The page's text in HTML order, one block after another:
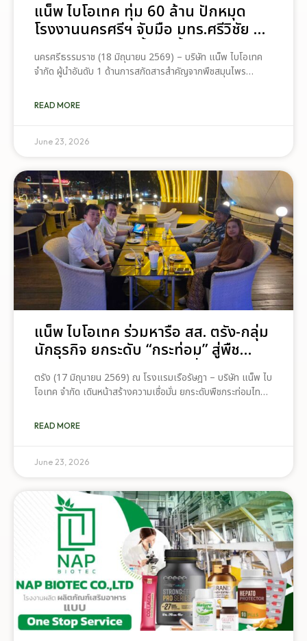
แน็พ ไบโอเทค ทุ่ม 60 ล้าน ปักหมุด
โรงงานนครศรีฯ จับมือ มทร.ศรีวิชัย ยก
ระดับกระท่อมต้นน้ำ รับซื้อวันละ 17.5
ตัน
นครศรีธรรมราช (18 มิถุนายน 2569) – บริษัท แน็พ ไบโอเทค
จำกัด ผู้นำอันดับ 1 ด้านการสกัดสารสำคัญจากพืชสมุนไพร
ธเนศน์ มนต์สา ประธานกรรมการบริหาร เดินทางเข้าประชุมร่วม
ตั้งโรงงานรับซื้อและแปรรูปใบกระท่อมมูลค่าการลงทุนกว่า 60
พืชกระท่อมสู่พืชเศรษฐกิจใหม่อย่างยั่งยืน
READ MORE
June 23, 2026
แน็พ ไบโอเทค ร่วมหารือ สส. ตรัง-กลุ่ม
นักธุรกิจ ยกระดับ “กระท่อม” สู่พืช
เศรษฐกิจใหม่ สร้างรายได้ยั่งยืน
ตรัง (17 มิถุนายน 2569) ณ โรงแรมเรือรัษฎา – บริษัท แน็พ ไบ
โอเทค จำกัด เดินหน้าสร้างความเชื่อมั่น ยกระดับพืชกระท่อมไทยสู่
กรรมการบริหาร เปิดวงเสวนาพูดคุยอย่างเป็นกันเองร่วมกับนา
น้ำมันในพื้นที่ เพื่อวางแนวทางผลักดันพืชกระท่อมให้เป็นพืช
READ MORE
June 23, 2026